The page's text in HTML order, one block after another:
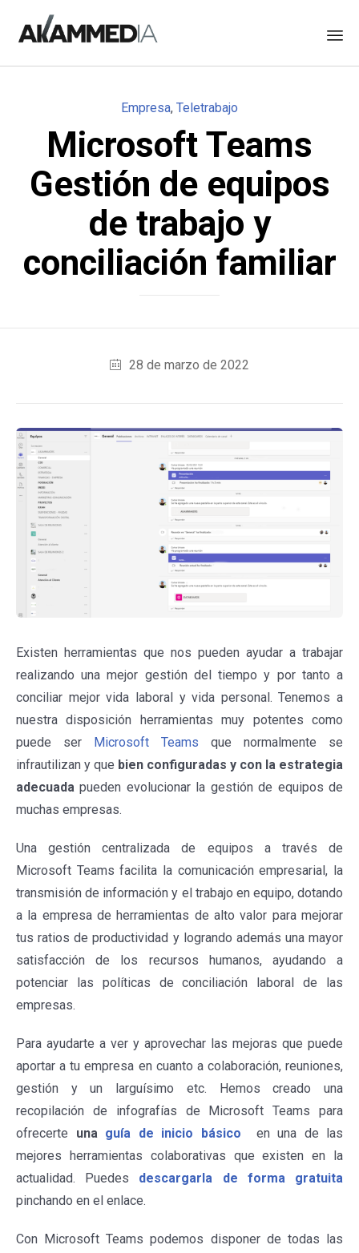
content
Microsoft Teams
Gestión de equipos
de trabajo y
conciliación familiar
Category
Empresa, Teletrabajo
28 de marzo de 2022
Existen herramientas que nos pueden ayudar a trabajar
realizando una mejor gestión del tiempo y por tanto a
conciliar mejor vida laboral y vida personal. Tenemos a
nuestra disposición herramientas muy potentes como
puede ser Microsoft Teams que normalmente se
infrautilizan y que bien configuradas y con la estrategia
adecuada pueden evolucionar la gestión de equipos de
muchas empresas.
Una gestión centralizada de equipos a través de
Microsoft Teams facilita la comunicación empresarial, la
transmisión de información y el trabajo en equipo, dotando
a la empresa de herramientas de alto valor para mejorar
tus ratios de productividad y logrando además una mayor
satisfacción de los recursos humanos, ayudando a
potenciar las políticas de conciliación laboral de las
empresas.
Para ayudarte a ver y aprovechar las mejoras que puede
aportar a tu empresa en cuanto a colaboración, reuniones,
gestión y un larguísimo etc. Hemos creado una
recopilación de infografías de Microsoft Teams para
ofrecerte una guía de inicio básico
en una de las
mejores herramientas colaborativas que existen en la
actualidad. Puedes descargarla de forma gratuita
pinchando en el enlace.
Con Microsoft Teams podemos disponer de todas las